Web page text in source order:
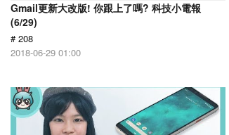
Gmail更新大改版! 你跟上了嗎? 科技小電報
(6/29)
# 208
2018-06-29 01:00